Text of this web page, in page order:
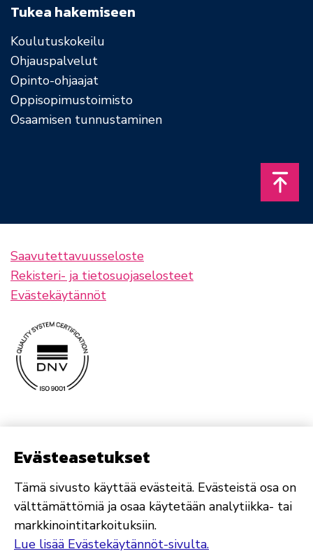
Tukea hakemiseen
Koulutuskokeilu
Ohjauspalvelut
Opinto-ohjaajat
Oppisopimustoimisto
Osaamisen tunnustaminen
Saavutettavuusseloste
Rekisteri- ja tietosuojaselosteet
Evästekäytännöt
Evästeasetukset
Tämä sivusto käyttää evästeitä. Evästeistä osa on
välttämättömiä ja osaa käytetään analytiikka- tai
markkinointitarkoituksiin.
Lue lisää Evästekäytännöt-sivulta.